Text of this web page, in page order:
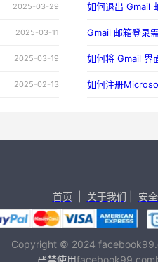
2025-03-29 如何退出 Gmail
2025-03-11 Gmail 邮箱登录
2025-03-19 如何将 Gmail 界
2025-02-13 如何注册
首页 关于我们 安
Copyright © 2024